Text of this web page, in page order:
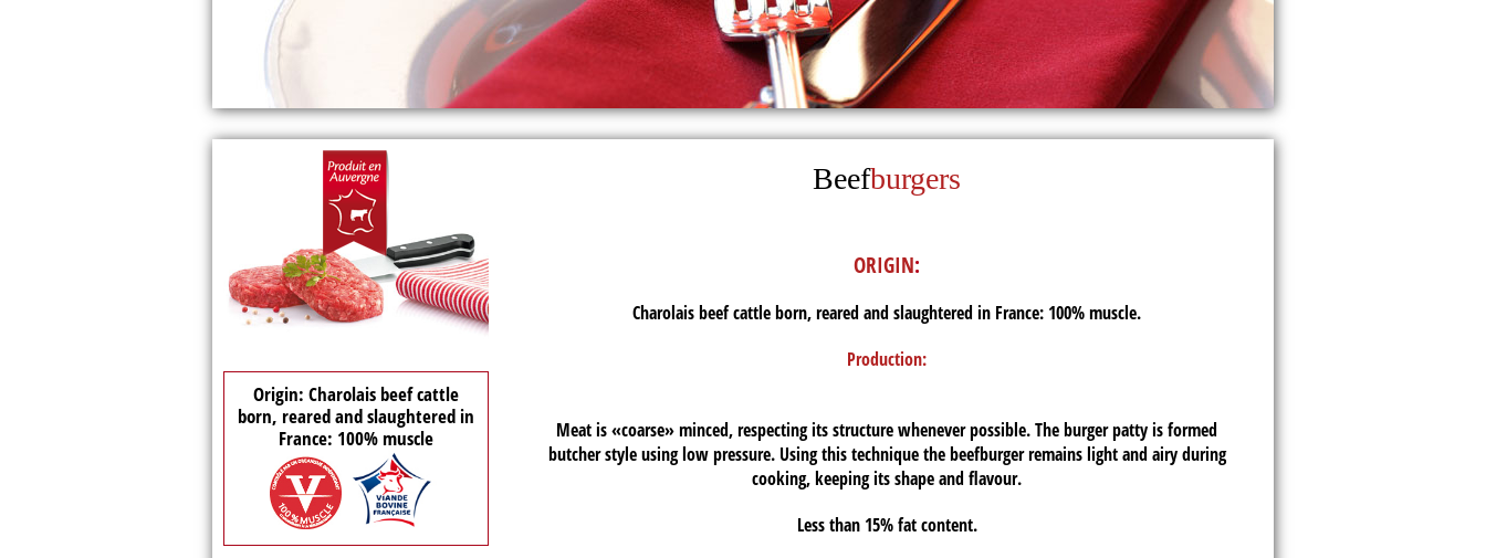
Origin: Charolais beef cattle
born, reared and slaughtered in
France: 100% muscle
Beefburgers
ORIGIN:
Charolais beef cattle born, reared and slaughtered in France: 100% muscle.
Production:
Meat is «coarse» minced, respecting its structure whenever possible. The burger patty is formed
butcher style using low pressure. Using this technique the beefburger remains light and airy during
cooking, keeping its shape and flavour.
Less than 15% fat content.